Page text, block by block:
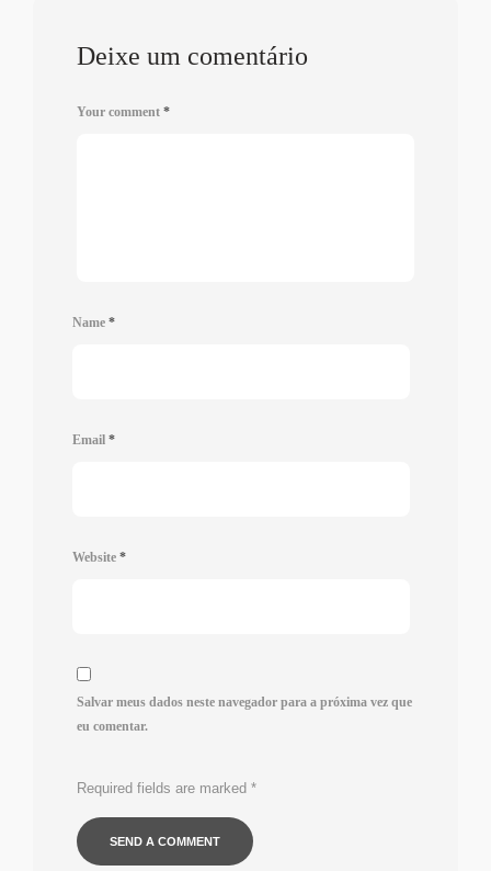
Deixe um comentário
Your comment *
Name *
Email *
Website *
Salvar meus dados neste navegador para a próxima vez que
eu comentar.
Required fields are marked *